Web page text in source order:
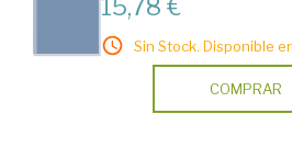
15,78 €
Sin Stock. Disponible
COMPRAR